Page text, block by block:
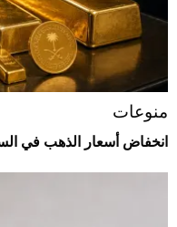
منوعات
انخفاض أسعار الذهب في